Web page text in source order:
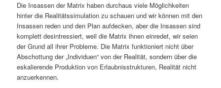
Die Insassen der Matrix haben durchaus viele Möglichkeiten
hinter die Realitätssimulation zu schauen und wir können mit den
Insassen reden und den Plan aufdecken, aber die Insassen sind
komplett desintressiert, weil die Matrix ihnen einredet, wir seien
der Grund all ihrer Probleme. Die Matrix funktioniert nicht über
Abschottung der „Individuen“ von der Realität, sondern über die
eskalierende Produktion von Erlaubnisstrukturen, Realität nicht
anzuerkennen.